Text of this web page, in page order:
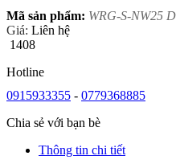
Mã sản phẩm: WRG-S-NW25
Giá: Liên hệ
1408
Hotline
0915933355 - 0779368885
Chia sẻ với bạn bè
Thông tin chi tiết